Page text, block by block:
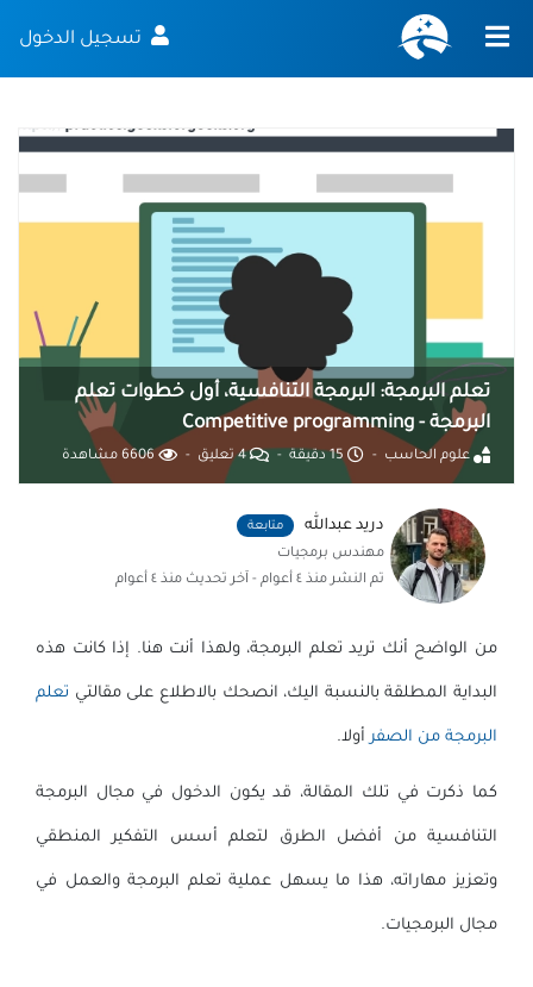
تسجيل الدخول
تعلم البرمجة: البرمجة التنافسية، أول خطوات تعلم
البرمجة - Competitive programming
علوم الحاسب 4 تعليق
دريد عبدالله متابعة
مهندس برمجيات
تم النشرمنذ ٤ أعوام - آخر تحديث منذ ٤ أعوام
من الواضح أنك تريد تعلم البرمجة، ولهذا أنت هنا. إذا كانت هذه
البداية المطلقة بالنسبة اليك، انصحك بالاطلاع على مقالتي تعلم
البرمجة من الصفرأولا.
كما ذكرت في تلك المقالة، قد يكون الدخول في مجال البرمجة
التنافسية من أفضل الطرق لتعلم أسس التفكير المنطقي
وتعزيز مهاراته، هذا ما يسهل عملية تعلم البرمجة والعمل في
مجال البرمجيات.